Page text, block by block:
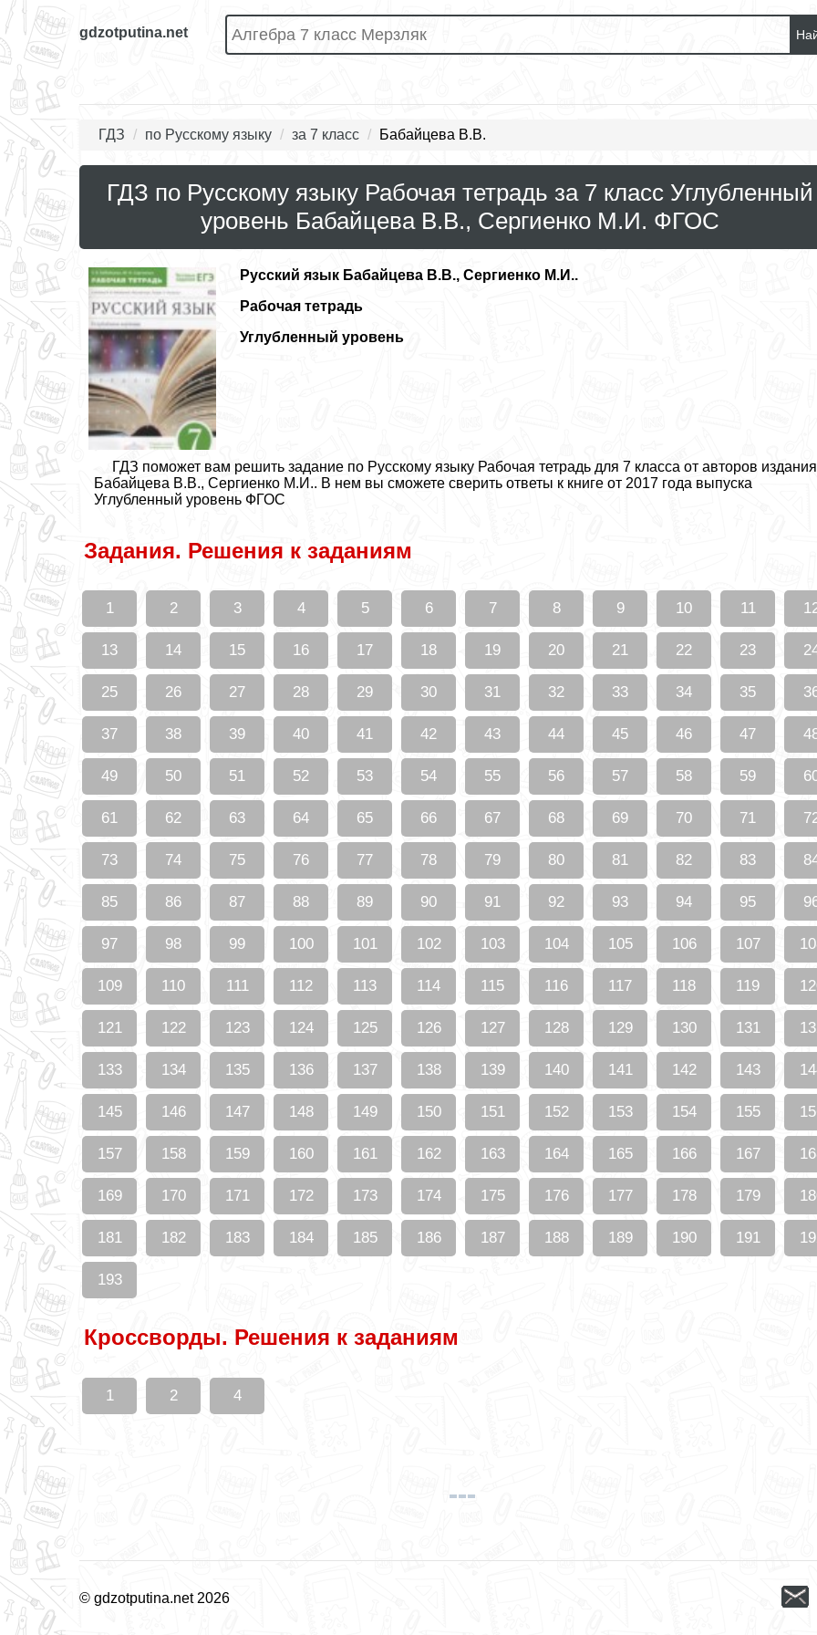
gdzotputina.net
ГДЗ по Русскому языку за 7 класс Бабайцева В.В.
ГДЗ по Русскому языку Рабочая тетрадь за 7 класс Углубленный
уровень Бабайцева В.В., Сергиенко М.И. ФГОС
Русский язык Бабайцева В.В., Сергиенко М.И..
Рабочая тетрадь
Углубленный уровень
ГДЗ поможет вам решить задание по Русскому языку Рабочая тетрадь для 7 класса от авторов
Бабайцева В.В., Сергиенко М.И.. В нем вы сможете сверить ответы к книге от 2017 года выпуска
Углубленный уровень ФГОС
Задания. Решения к заданиям
1 2 3 4 5 6 7 8 9 10 11
13 14 15 16 17 18 19 20 21 22 23
25 26 27 28 29 30 31 32 33 34 35
37 38 39 40 41 42 43 44 45 46 47
49 50 51 52 53 54 55 56 57 58 59
61 62 63 64 65 66 67 68 69 70 71
73 74 75 76 77 78 79 80 81 82 83
85 86 87 88 89 90 91 92 93 94 95
97 98 99 100 101 102 103 104 105 106 107
109 110 111 112 113 114 115 116 117 118 119
121 122 123 124 125 126 127 128 129 130 131
133 134 135 136 137 138 139 140 141 142 143
145 146 147 148 149 150 151 152 153 154 155
157 158 159 160 161 162 163 164 165 166 167
169 170 171 172 173 174 175 176 177 178 179
181 182 183 184 185 186 187 188 189 190 191
193
Кроссворды. Решения к заданиям
1 2 4
© gdzotputina.net 2026